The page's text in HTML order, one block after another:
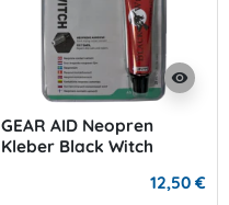
visibility
GEAR AID Neopren
Kleber Black Witch
12,50 €